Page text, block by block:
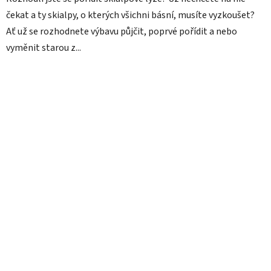
čekat a ty skialpy, o kterých všichni básní, musíte vyzkoušet?
Ať už se rozhodnete výbavu půjčit, poprvé pořídit a nebo
vyměnit starou z...